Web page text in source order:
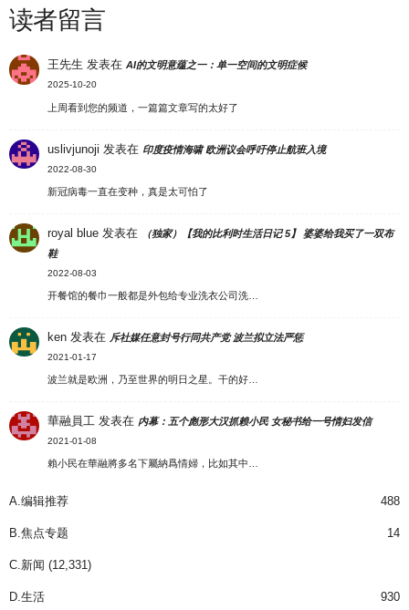
读者留言
王先生 发表在AI的文明意蕴之一：单一空间的文明症候
2025-10-20
上周看到您的频道，一篇篇文章写的太好了
uslivjunoji 发表在 印度疫情海啸 欧洲议会呼吁停止航班入境
2022-08-30
新冠病毒一直在变种，真是太可怕了
royal blue 发表在
（独家）【我的比利时生活日记 5】 婆婆给我买了一双布
鞋
2022-08-03
开餐馆的餐巾一般都是外包给专业洗衣公司洗…
ken 发表在 斥社媒任意封号行同共产党 波兰拟立法严惩
2021-01-17
波兰就是欧洲，乃至世界的明日之星。干的好…
華融員工 发表在 内幕：五个彪形大汉抓赖小民 女秘书给一号情妇发信
2021-01-08
賴小民在華融將多名下屬納爲情婦，比如其中…
A.编辑推荐 488
B.焦点专题 14
C.新闻 (12,331)
D.生活 930